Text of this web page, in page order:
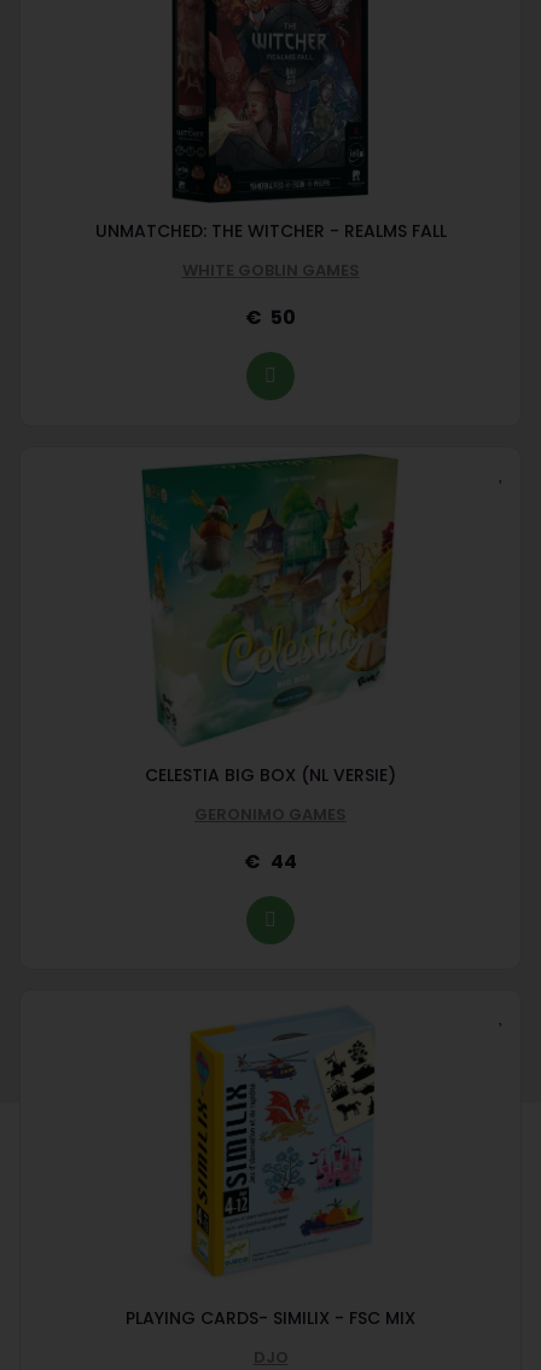
UNMATCHED: THE WITCHER - REALMS FALL
WHITE GOBLIN GAMES
50
CELESTIA BIG BOX (NL VERSIE)
GERONIMO GAMES
44
PLAYING CARDS- SIMILIX - FSC MIX
DJO